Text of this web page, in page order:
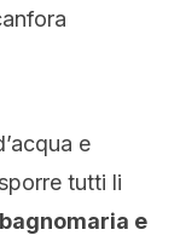
e
tutti li
e